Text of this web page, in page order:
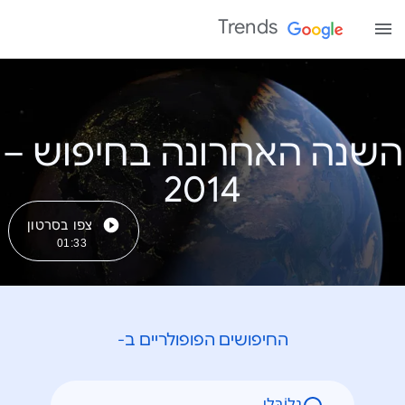
Trends
השנה האחרונה בחיפוש –
צפו בסרטון
01:33
החיפושים הפופולריים ב-